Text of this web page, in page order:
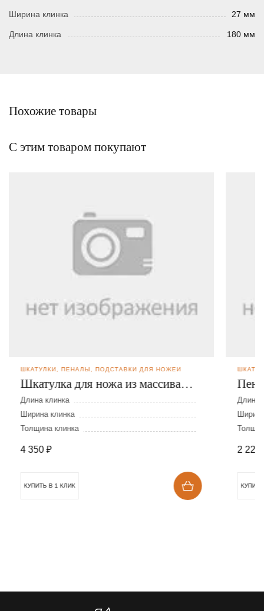
Ширина клинка 27 мм
Длина клинка 180 мм
Похожие товары
С этим товаром покупают
ШКАТУЛКИ, ПЕНАЛЫ, ПОДСТАВКИ ДЛЯ НОЖЕЙ
Шкатулка для ножа из массива
дуба и кожи
Длина клинка
Ширина клинка
Толщина клинка
4 350 ₽
КУПИТЬ В 1 КЛИК
Длина
2 228